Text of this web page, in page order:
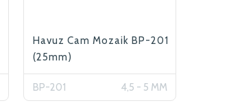
Havuz Cam Mozaik BP-201
(25mm)
BP-201 4,5 - 5 MM